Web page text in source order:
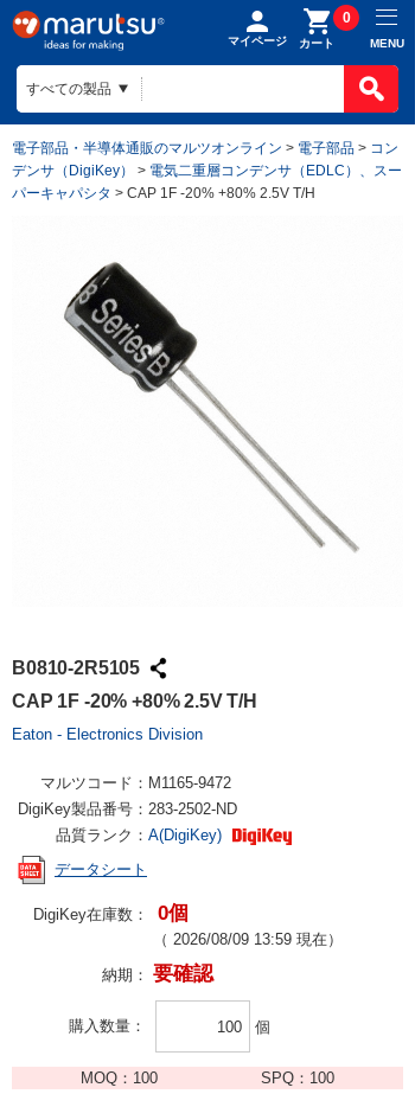
マイページ カート
0
MENU
電子部品・半導体通販のマルツオンライン > 電子部品 > コン
デンサ（DigiKey）
> 電気二重層コンデンサ（EDLC）、スー
パーキャパシタ > CAP 1F -20% +80% 2.5V T/H
B0810-2R5105
CAP 1F -20% +80% 2.5V T/H
Eaton - Electronics Division
マルツコード： M1165-9472
DigiKey製品番号： 283-2502-ND
品質ランク： A(DigiKey)
データシート
DigiKey在庫数： 0個
（ 2026/08/09 13:59 現在）
納期： 要確認
購入数量 個
MOQ： 100 SPQ： 100